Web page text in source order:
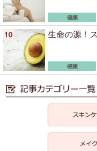
生命の源！